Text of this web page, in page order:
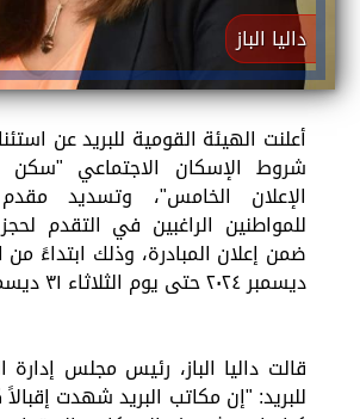
داليا الباز
أعلنت الهيئة القومية للبريد عن
شروط الإسكان الاجتماعي "سكن
الإعلان الخامس"، وتسديد
للمواطنين الراغبين في التقدم
ديسمبر ٢٠٢٤ حتى يوم الثلاثاء ٣١ ديسمبر ٢٠٢٤.
قالت داليا الباز، رئيس مجلس إدارة
للبريد: "إن مكاتب البريد شهدت